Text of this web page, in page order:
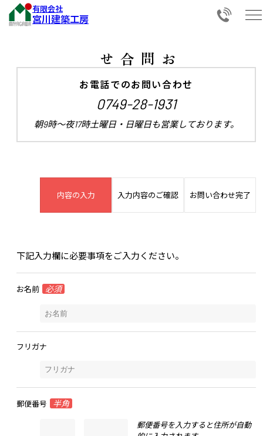
有限会社
宮川建築工房
お問合せ
お電話でのお問い合わせ
0749-28-1931
朝9時～夜17時土曜日・日曜日も営業しております。
内容の入力 入力内容のご確認 お問い合わせ完了
下記入力欄に必要事項をご入力ください。
お名前 必須
フリガナ
郵便番号 半角
郵便番号を入力すると住所が自動